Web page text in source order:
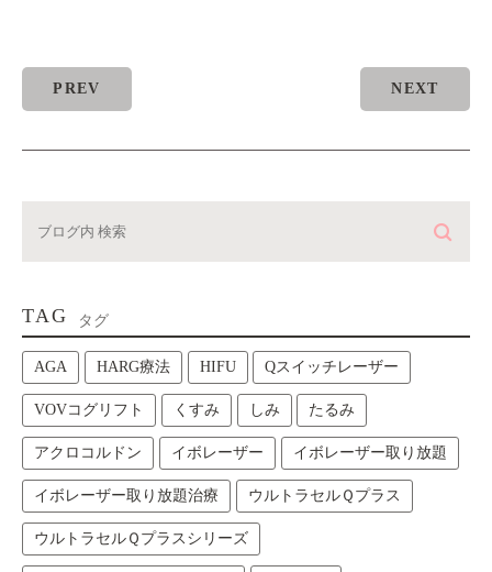
PREV NEXT
TAG タグ
AGA HARG療法 HIFU Qスイッチレーザー
VOVコグリフト くすみ しみ たるみ
アクロコルドン イボレーザー イボレーザー取り放題
イボレーザー取り放題治療 ウルトラセルＱプラス
ウルトラセルＱプラスシリーズ